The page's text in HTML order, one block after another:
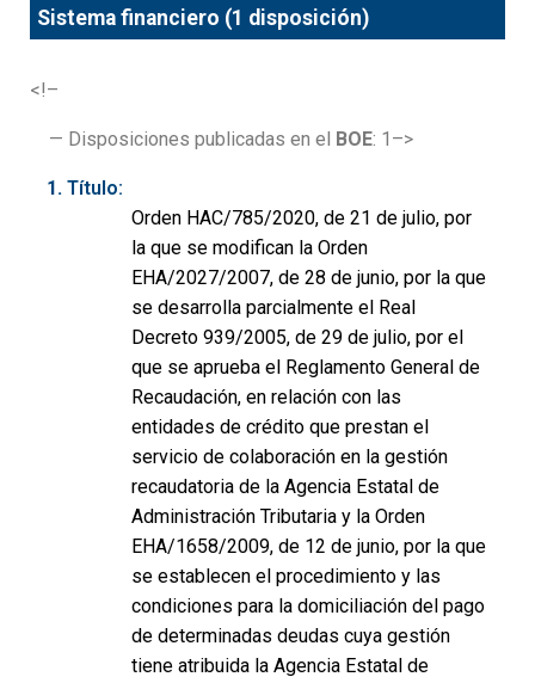
Sistema financiero (1 disposición)
<!–
— Disposiciones publicadas en el BOE: 1–>
Título:
Orden HAC/785/2020, de 21 de julio, por
la que se modifican la Orden
EHA/2027/2007, de 28 de junio, por la que
se desarrolla parcialmente el Real
Decreto 939/2005, de 29 de julio, por el
que se aprueba el Reglamento General de
Recaudación, en relación con las
entidades de crédito que prestan el
servicio de colaboración en la gestión
recaudatoria de la Agencia Estatal de
Administración Tributaria y la Orden
EHA/1658/2009, de 12 de junio, por la que
se establecen el procedimiento y las
condiciones para la domiciliación del pago
de determinadas deudas cuya gestión
tiene atribuida la Agencia Estatal de